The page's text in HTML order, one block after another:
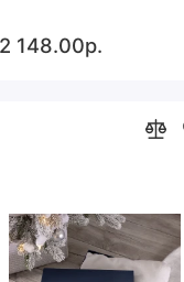
2 148.00р.